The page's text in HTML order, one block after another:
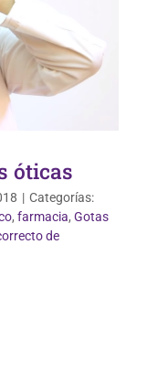
óticas
| Categorías:
, farmacia, Gotas
de